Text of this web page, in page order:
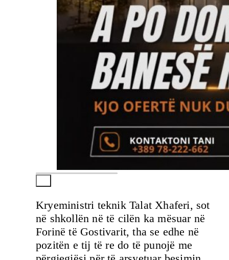
Kryeministri teknik Talat Xhaferi, sot
në shkollën në të cilën ka mësuar në
Forinë të Gostivarit, tha se edhe në
pozitën e tij të re do të punojë me